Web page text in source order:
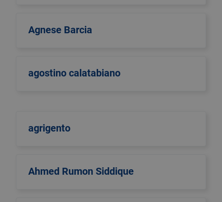
Agnese Barcia
agostino calatabiano
agrigento
Ahmed Rumon Siddique